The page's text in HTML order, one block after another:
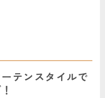
テンスタイルで